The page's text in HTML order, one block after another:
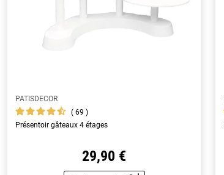
PATISDECOR
69
Présentoir gâteaux 4 étages
29,90 €